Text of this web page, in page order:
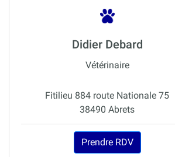
Didier Debard
Vétérinaire
Fitilieu 884 route Nationale 75
38490 Abrets
Prendre RDV